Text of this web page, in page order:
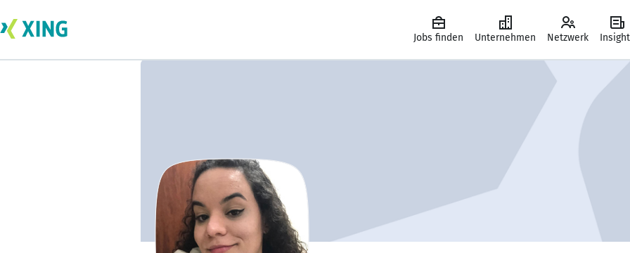
Jobs finden Unternehmen Netzwerk